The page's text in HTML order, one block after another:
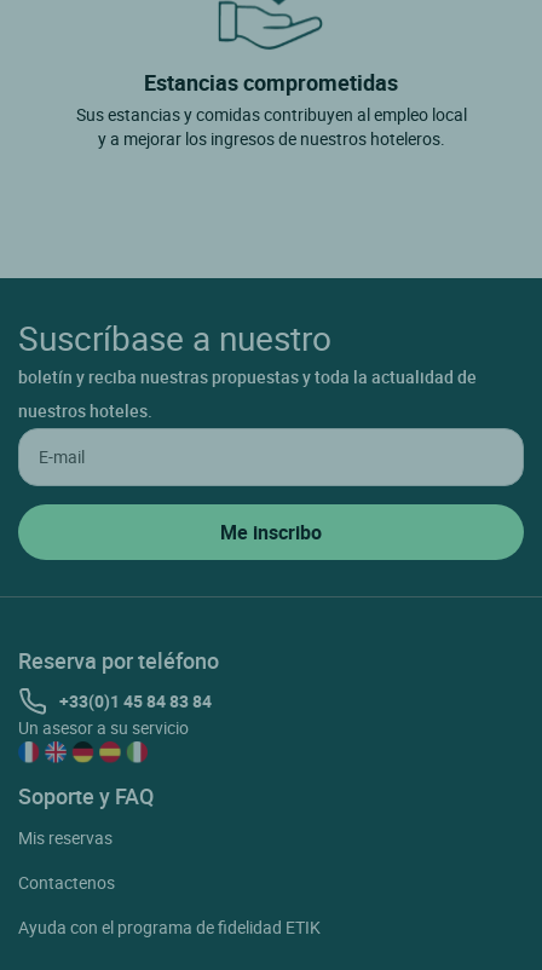
Estancias comprometidas
Sus estancias y comidas contribuyen al empleo local
y a mejorar los ingresos de nuestros hoteleros.
Suscríbase a nuestro
boletín y reciba nuestras propuestas y toda la actualidad de
nuestros hoteles.
Reserva por teléfono
+33(0)1 45 84 83 84
Un asesor a su servicio
Soporte y FAQ
Mis reservas
Contactenos
Ayuda con el programa de fidelidad ETIK